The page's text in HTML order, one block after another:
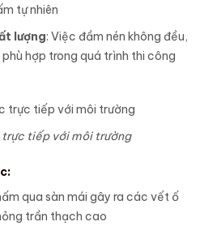
tự nhiên
lượng: Việc đầm nén không đều,
hợp trong quá trình thi công
tiếp với môi trường
qua sàn mái gây ra các vết ố
trần thạch cao